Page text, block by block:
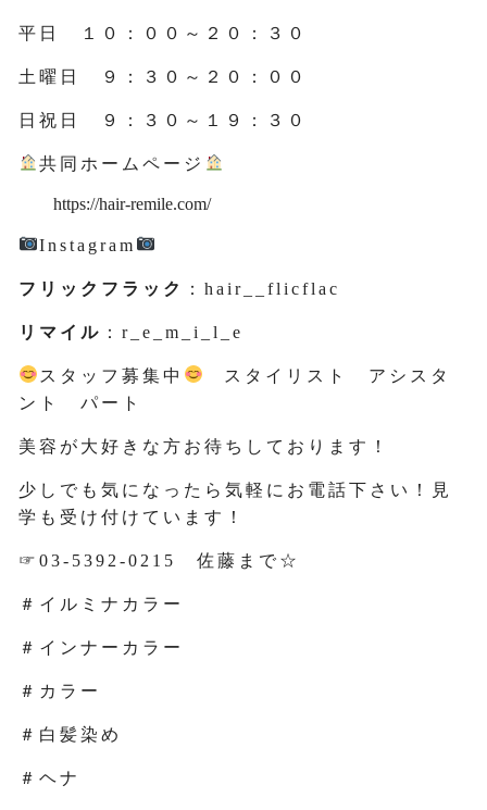
平日 １０：００～２０：３０
土曜日 ９：３０～２０：００
日祝日 ９：３０～１９：３０
共同ホームページ
https://hair-remile.com/
Instagram
フリックフラック ：hair__flicflac
リマイル ：r_e_m_i_l_e
スタッフ募集中
スタイリスト アシスタ
ント パート
美容が大好きな方お待ちしております！
少しでも気になったら気軽にお電話下さい！見
学も受け付けています！
☞03-5392-0215 佐藤まで☆
＃イルミナカラー
＃インナーカラー
＃カラー
＃白髪染め
＃ヘナ